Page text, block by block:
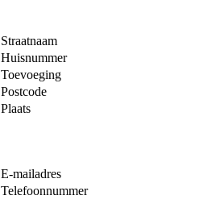
Straatnaam
Huisnummer
Toevoeging
Postcode
Plaats
E-mailadres
Telefoonnummer